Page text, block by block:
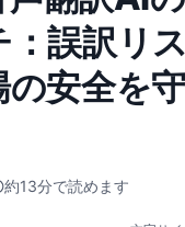
：誤訳リ
安全を
約13分で読めます